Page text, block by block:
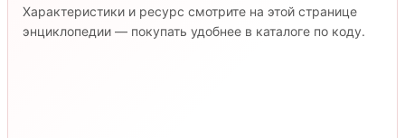
Характеристики и ресурс смотрите на этой странице
энциклопедии — покупать удобнее в каталоге по коду.